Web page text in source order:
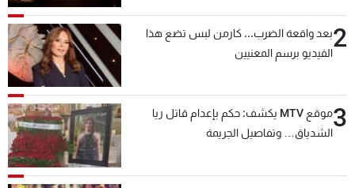
2بعد واقعة الضرب... كارمن لبس تضع هذا
الفيديو برسم المعنيين
3
موقع MTV يكشف: حكم بإعدام قاتل ريا
الشدياق… وتفاصيل الجريمة